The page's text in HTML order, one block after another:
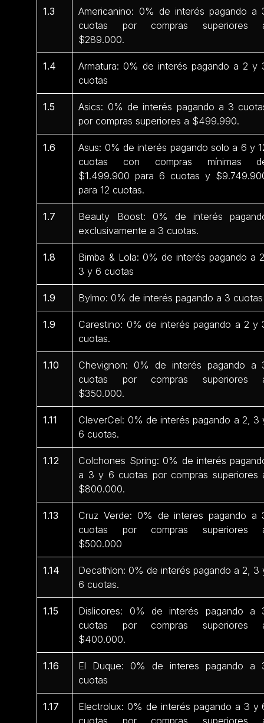
1.3
Americanino: 0% de interés pagando a
cuotas por compras superiores
$289.000.
1.4
Armatura: 0% de interés pagando a 2 y
cuotas
1.5
Asics: 0% de interés pagando a 3
por compras superiores a $499.990.
1.6
Asus: 0% de interés pagando solo a 6 y
cuotas con compras mínimas
$1.499.900 para 6 cuotas y
para 12 cuotas.
1.7
Beauty Boost: 0% de interés
exclusivamente a 3 cuotas.
1.8
Bimba & Lola: 0% de interés pagando a
3 y 6 cuotas
1.9 Bylmo: 0% de interés pagando a 3 cuotas
1.9
Carestino: 0% de interés pagando a 2 y
cuotas.
1.10
Chevignon: 0% de interés pagando a
cuotas por compras superiores
$350.000.
1.11
CleverCel: 0% de interés pagando a 2, 3
6 cuotas.
1.12
Colchones Spring: 0% de interés
a 3 y 6 cuotas por compras superiores
$800.000.
1.13
Cruz Verde: 0% de interes pagando a
cuotas por compras superiores
$500.000
1.14
Decathlon: 0% de interés pagando a 2, 3
6 cuotas.
1.15
Dislicores: 0% de interés pagando a
cuotas por compras superiores
$400.000.
1.16
El Duque: 0% de interes pagando a
cuotas
1.17
Electrolux: 0% de interés pagando a 3 y